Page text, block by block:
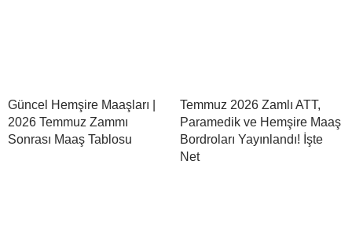
Güncel Hemşire Maaşları |
2026 Temmuz Zammı
Sonrası Maaş Tablosu
Temmuz 2026 Zamlı ATT,
Paramedik ve Hemşire Maaş
Bordroları Yayınlandı! İşte
Net